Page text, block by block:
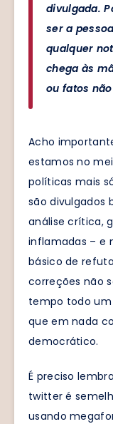
divulgada.
ser a
qualquer
chega às
ou fatos
Acho
estamos no
políticas mais
são divulgados
análise crítica,
inflamadas – e
básico de
correções não
tempo todo
que em nada
democrático.
É preciso
twitter é
usando